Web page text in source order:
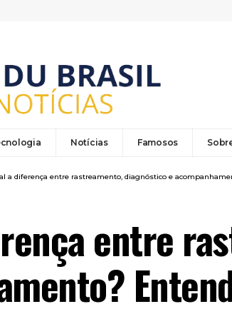
Notícias Famosos
a diferença entre rastreamento, diagnóstico e
entre